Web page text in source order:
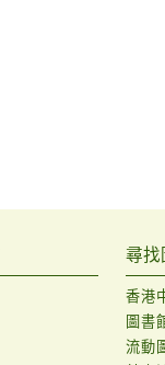
尋找
香港
圖書
流動